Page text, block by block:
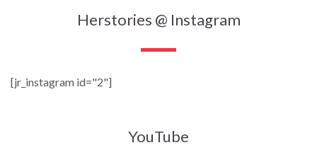
Herstories @ Instagram
[jr_instagram id="2"]
YouTube